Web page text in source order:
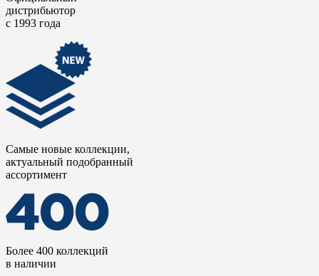
дистрибьютор
с 1993 года
Самые новые коллекции,
актуальный подобранный
ассортимент
Более 400 коллекций
в наличии